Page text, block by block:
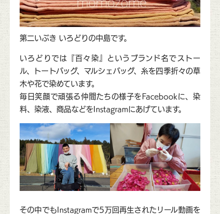
第二いぶき いろどりの中島です。
いろどりでは『百々染』というブランド名でストー
ル、トートバッグ、マルシェバッグ、糸を四季折々の草
木や花で染めています。
毎日笑顔で頑張る仲間たちの様子をFacebookに、染
料、染液、商品などをInstagramにあげています。
その中でもInstagramで5万回再生されたリール動画を